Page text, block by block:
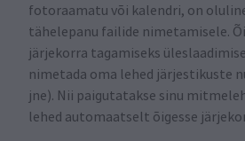
fotoraamatu või kalendri, on
tähelepanu failide nimetamisele.
järjekorra tagamiseks
nimetada oma lehed järjestikuste
jne). Nii paigutatakse sinu
lehed automaatselt õigesse